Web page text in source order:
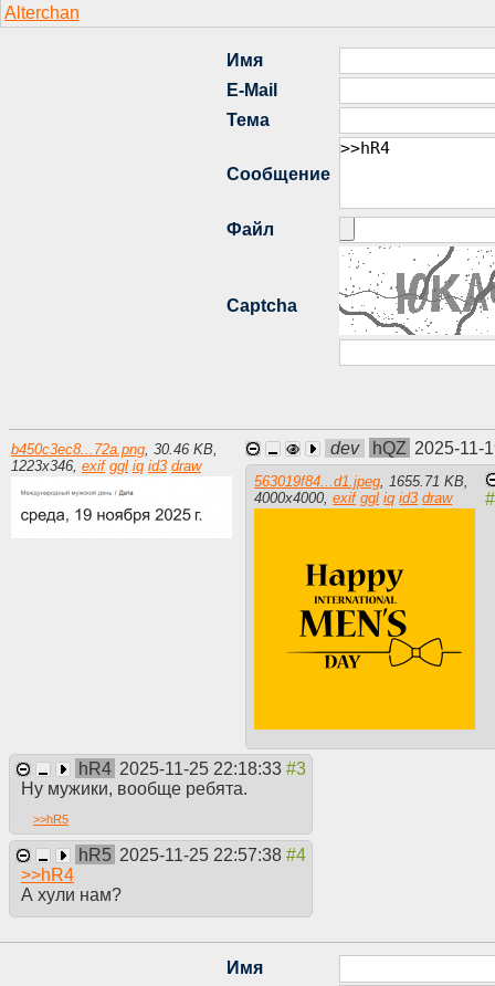
b450c3ec8...72a.png, 30.46 KB,
1223x346, exif ggl iq id3 draw
dev hQZ 2025-11-
563019f84...d1.jpeg,1655.71 KB,
4000x4000,exif ggl iq id3 draw
hR4 2025-11-25 22:18:33
Ну мужики, вообще ребята.
>>hR5
hR5 2025-11-25 22:57:38
>>hR4
А хули нам?